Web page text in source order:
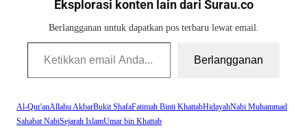
Eksplorasi konten lain dari Surau.co
Berlangganan untuk dapatkan pos terbaru lewat email.
Ketikkan email Anda...
Berlangganan
Al-Qur'anAllahu AkbarBukit ShafaFatimah Binti KhattabHidayahNabi Muhammad
Sahabat NabiSejarah IslamUmar bin Khattab